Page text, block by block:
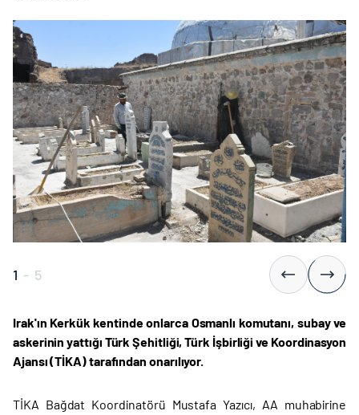
1 - 5
Irak'ın Kerkük kentinde onlarca Osmanlı komutanı, subay ve
askerinin yattığı Türk Şehitliği, Türk İşbirliği ve Koordinasyon
Ajansı (TİKA) tarafından onarılıyor.
TİKA Bağdat Koordinatörü Mustafa Yazıcı, AA muhabirine